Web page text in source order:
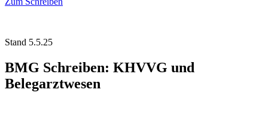
Stand 5.5.25
BMG Schreiben: KHVVG und
Belegarztwesen